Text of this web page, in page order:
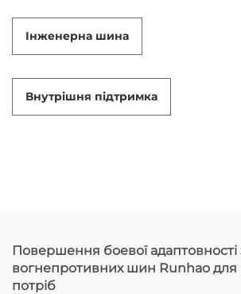
Інженерна шина
Внутрішня підтримка
Повершення боевої
вогнепротивних шин Runhao для
потріб